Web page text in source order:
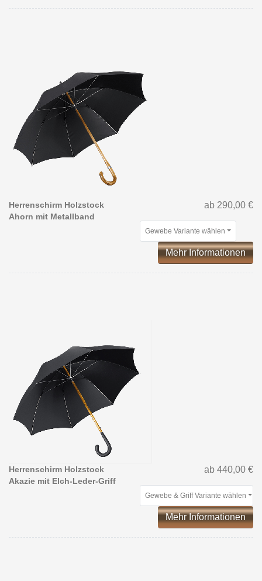
Herrenschirm Holzstock
Ahorn mit Metallband
ab 290,00 €
Gewebe Variante wählen
Mehr Informationen
Herrenschirm Holzstock
Akazie mit Elch-Leder-Griff
ab 440,00 €
Gewebe & Griff Variante wählen
Mehr Informationen